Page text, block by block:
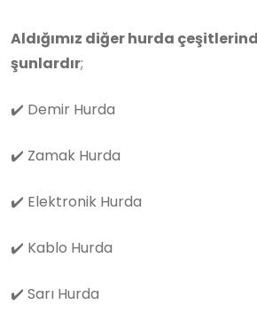
Aldığımız diğer hurda
şunlardır;
✔️ Demir Hurda
✔️ Zamak Hurda
✔️ Elektronik Hurda
✔️ Kablo Hurda
✔️ Sarı Hurda